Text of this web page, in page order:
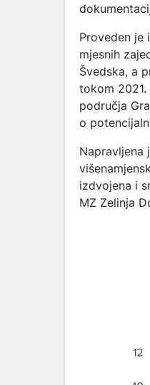
Proveden je
mjesnih
Švedska, a
tokom
područja
o
Napravljena
izdvojena i
MZ Zelinja